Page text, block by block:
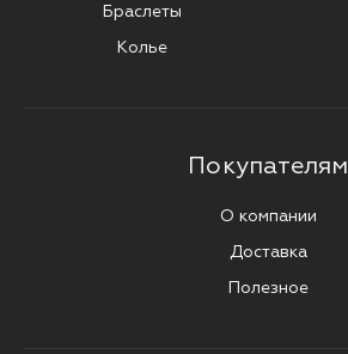
Браслеты
Колье
Покупателям
О компании
Доставка
Полезное